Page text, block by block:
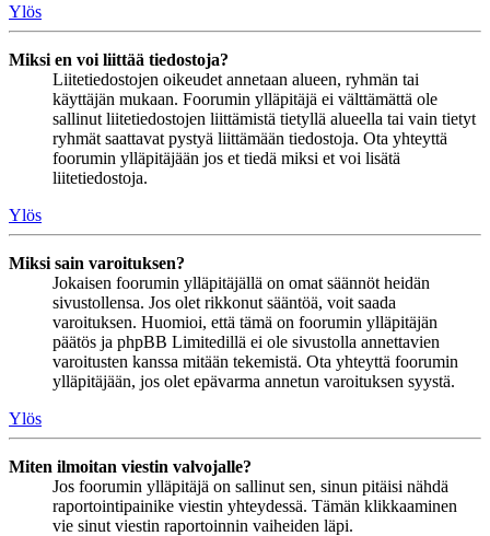
Ylös
Miksi en voi liittää tiedostoja?
Liitetiedostojen oikeudet annetaan alueen, ryhmän tai
käyttäjän mukaan. Foorumin ylläpitäjä ei välttämättä ole
sallinut liitetiedostojen liittämistä tietyllä alueella tai vain tietyt
ryhmät saattavat pystyä liittämään tiedostoja. Ota yhteyttä
foorumin ylläpitäjään jos et tiedä miksi et voi lisätä
liitetiedostoja.
Ylös
Miksi sain varoituksen?
Jokaisen foorumin ylläpitäjällä on omat säännöt heidän
sivustollensa. Jos olet rikkonut sääntöä, voit saada
varoituksen. Huomioi, että tämä on foorumin ylläpitäjän
päätös ja phpBB Limitedillä ei ole sivustolla annettavien
varoitusten kanssa mitään tekemistä. Ota yhteyttä foorumin
ylläpitäjään, jos olet epävarma annetun varoituksen syystä.
Ylös
Miten ilmoitan viestin valvojalle?
Jos foorumin ylläpitäjä on sallinut sen, sinun pitäisi nähdä
raportointipainike viestin yhteydessä. Tämän klikkaaminen
vie sinut viestin raportoinnin vaiheiden läpi.